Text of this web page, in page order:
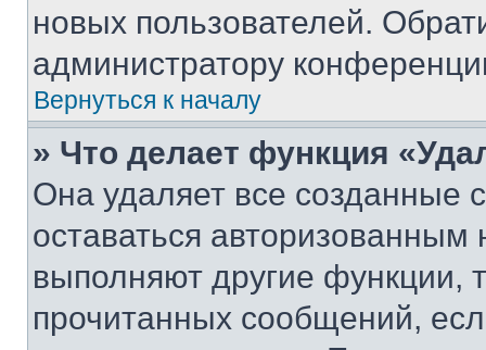
новых пользователей.
администратору
Вернуться к началу
» Что делает функция
Она удаляет все созданные
оставаться
выполняют другие функции,
прочитанных сообщений,